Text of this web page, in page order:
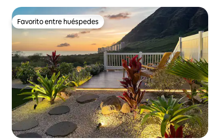
Favorito entre huéspedes
Favorito entre huéspedes